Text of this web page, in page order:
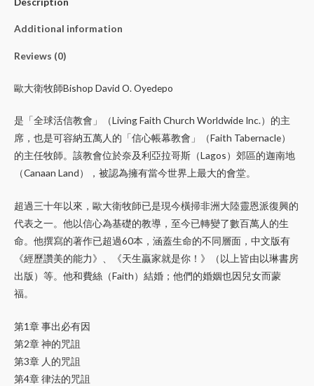
Additional information
Reviews (0)
歐大衛牧師Bishop David O. Oyedepo
是「全球活信教會」（Living Faith Church Worldwide Inc.）的主
席，也是可容納五萬人的「信心帳幕教會」（Faith Tabernacle）
的主任牧師。該教會位於奈及利亞拉哥斯（Lagos）郊區的迦南地
（Canaan Land），被認為擁有當今世界上最大的會堂。
超過三十年以來，歐大衛牧師已是現今橫掃非洲大陸靈恩派復興的
代表之一。他以信心為基礎的教導，至今已轉變了數百萬人的生
命。他撰寫的著作已超過60本，涵蓋生命的不同層面，中文版有
《經歷讚美的能力》、《天生贏家就是你！》（以上皆由以琳書房
出版）等。他和費絲（Faith）結婚；他們的婚姻也因兒女而蒙
福。
第1章 事出必有因
第2章 神的咒詛
第3章 人的咒詛
第4章 律法的咒詛